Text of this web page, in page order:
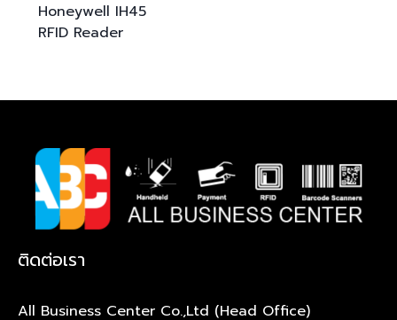
Honeywell IH45
RFID Reader
ติดต่อเรา
All Business Center Co.,Ltd (Head Office)